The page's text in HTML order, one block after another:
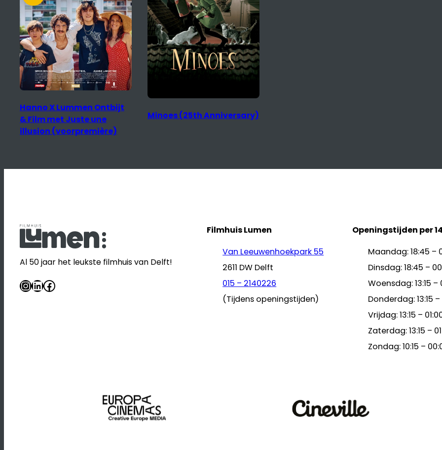
Hanno X Lummen Ontbijt
& Film met Juste une
illusion (voorpremière)
Minoes (25th Anniversary)
Al 50 jaar het leukste filmhuis van Delft!
InstagramLinkedIn Facebook
Filmhuis Lumen
Van Leeuwenhoekpark 55
2611 DW Delft
015 – 2140226
(Tijdens openingstijden)
Openingstijden per
Maandag: 18:45 –
Dinsdag: 18:45 –
Woensdag: 13:15 –
Donderdag: 13:15
Vrijdag: 13:15 –
Zaterdag: 13:15 –
Zondag: 10:15 –